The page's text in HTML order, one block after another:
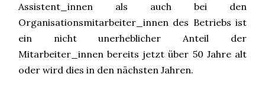
Assistent_innen als auch bei den
Organisationsmitarbeiter_innen des Betriebs ist
ein nicht unerheblicher Anteil der
Mitarbeiter_innen bereits jetzt über 50 Jahre alt
oder wird dies in den nächsten Jahren.